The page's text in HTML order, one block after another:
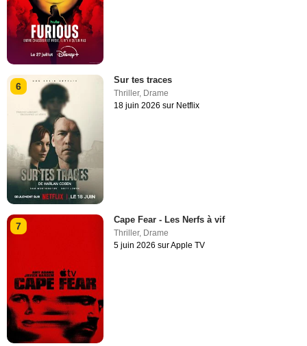
6
Sur tes traces
Thriller, Drame
18 juin 2026 sur Netflix
7
Cape Fear - Les Nerfs à vif
Thriller, Drame
5 juin 2026 sur Apple TV